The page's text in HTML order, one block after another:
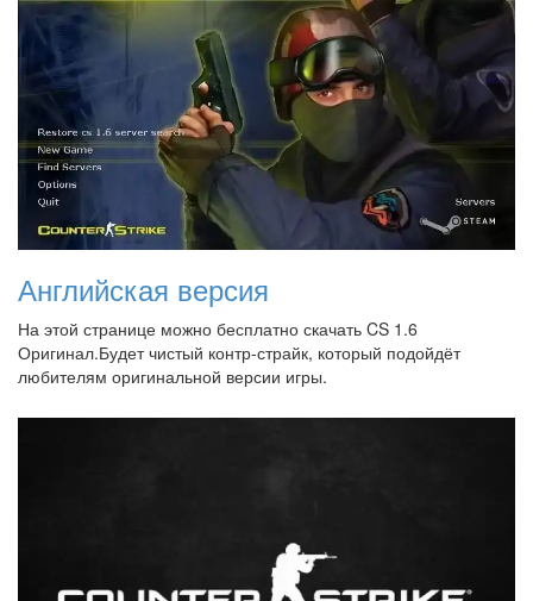
Английская версия
На этой странице можно бесплатно скачать CS 1.6
Оригинал.Будет чистый контр-страйк, который подойдёт
любителям оригинальной версии игры.